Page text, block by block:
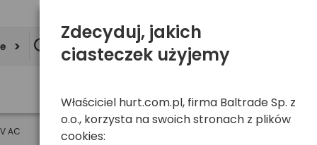
AC
Zdecyduj, jakich
ciasteczek użyjemy
Właściciel hurt.com.pl, firma Baltrade Sp. z
o.o., korzysta na swoich stronach z plików
cookies: